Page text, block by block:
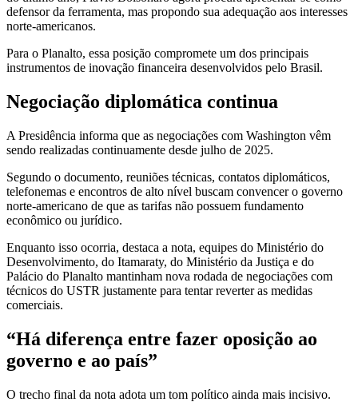
defensor da ferramenta, mas propondo sua adequação aos interesses
norte-americanos.
Para o Planalto, essa posição compromete um dos principais
instrumentos de inovação financeira desenvolvidos pelo Brasil.
Negociação diplomática continua
A Presidência informa que as negociações com Washington vêm
sendo realizadas continuamente desde julho de 2025.
Segundo o documento, reuniões técnicas, contatos diplomáticos,
telefonemas e encontros de alto nível buscam convencer o governo
norte-americano de que as tarifas não possuem fundamento
econômico ou jurídico.
Enquanto isso ocorria, destaca a nota, equipes do Ministério do
Desenvolvimento, do Itamaraty, do Ministério da Justiça e do
Palácio do Planalto mantinham nova rodada de negociações com
técnicos do USTR justamente para tentar reverter as medidas
comerciais.
“Há diferença entre fazer oposição ao
governo e ao país”
O trecho final da nota adota um tom político ainda mais incisivo.